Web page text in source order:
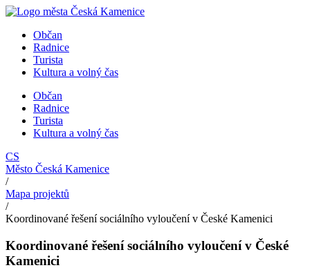
Přejít
obsahuObčan
Radnice
Turista
Kultura a volný čas
Občan
Radnice
Turista
Kultura a volný čas
CS
Město Česká Kamenice
/
Mapa projektů
/
Koordinované řešení sociálního vyloučení v České Kamenici
Koordinované řešení sociálního vyloučení v České
Kamenici